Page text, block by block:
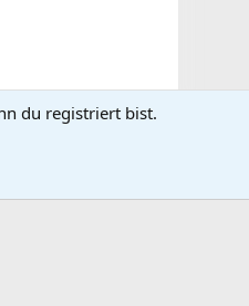
Datenschutz
du registriert bist.